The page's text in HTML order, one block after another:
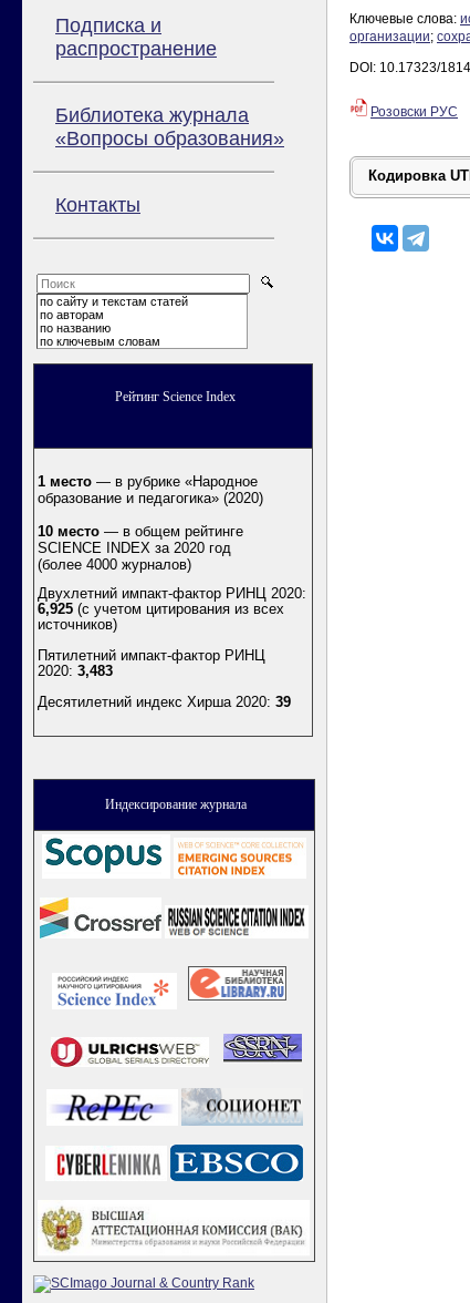
Подписка и
распространение
Библиотека журнала
«Вопросы образования»
Контакты
по сайту и текстам статей
по авторам
по названию
по ключевым словам
Рейтинг Science Index
1 место — в рубрике «Народное
образование и педагогика» (2020)
10 место — в общем рейтинге
SCIENCE INDEX за 2020 год
(более 4000 журналов)
Двухлетний импакт-фактор РИНЦ 2020:
6,925 (с учетом цитирования из всех
источников)
Пятилетний импакт-фактор РИНЦ
2020: 3,483
Десятилетний индекс Хирша 2020: 39
Индексирование журнала
Ключевые слова:
организации;
DOI: 10.17323/
Розовски РУС